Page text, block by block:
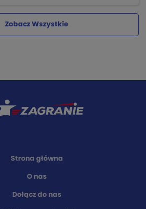
Zobacz Wszystkie
Strona główna
O nas
Dołącz do nas